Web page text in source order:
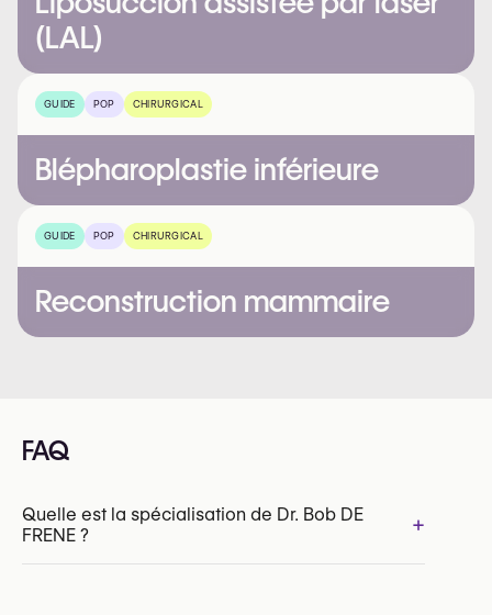
(LAL)
GUIDE POP CHIRURGICAL
Blépharoplastie inférieure
GUIDE POP CHIRURGICAL
Reconstruction mammaire
FAQ
Quelle est la spécialisation de Dr. Bob DE
FRENE ?
+